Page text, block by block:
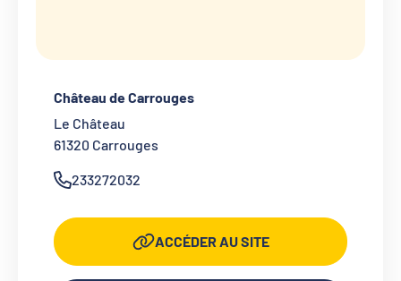
Château de Carrouges
Le Château
61320 Carrouges
233272032
ACCÉDER AU SITE